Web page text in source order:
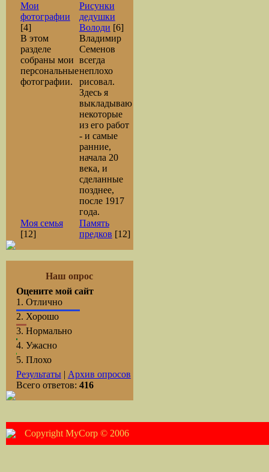
Мои
фотографии
[4]
В этом
разделе
собраны мои
персональные
фотографии.
Рисунки
дедушки
Володи [6]
Владимир
Семенов
всегда
неплохо
рисовал.
Здесь я
выкладываю
некоторые
из его работ
- и самые
ранние,
начала 20
века, и
сделанные
позднее,
после 1917
года.
Моя семья
[12]
Память
предков [12]
Наш опрос
Оцените мой сайт
1. Отлично
2. Хорошо
3. Нормально
4. Ужасно
5. Плохо
Результаты| Архив опросов
Всего ответов: 416
Copyright MyCorp © 2006